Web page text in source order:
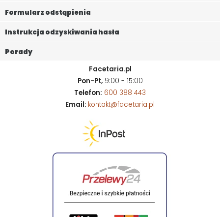
Formularz odstąpienia
Instrukcja odzyskiwania hasła
Porady
Facetaria.pl
Pon-Pt,9:00 - 15:00
Telefon: 600 388 443
Email: kontakt@facetaria.pl